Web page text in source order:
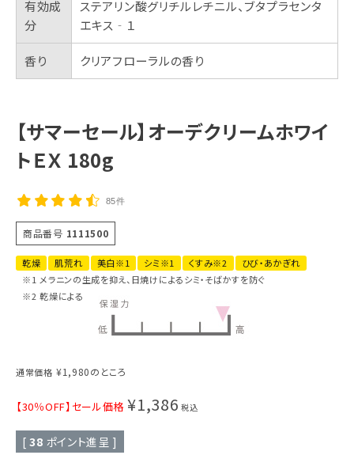
有効成
分
ステアリン酸グリチルレチニル、ブタプラセンタ
エキス‐１
香り クリアフローラルの香り
【サマーセール】オーデクリームホワイ
トＥＸ 180g
85件
商品番号 1111500
乾燥 肌荒れ 美白※1 シミ※1 くすみ※2
ひび・あかぎれ
※1 メラニンの生成を抑え、日焼けによるシミ・そばかすを防ぐ
※2 乾燥による
通常価格 ¥1,980のところ
【30％OFF】セール価格 ¥1,386 税込
[ 38 ポイント進呈 ]